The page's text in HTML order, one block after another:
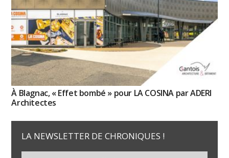
À Blagnac, « Effet bombé » pour LA COSINA par ADERI
Architectes
LA NEWSLETTER DE CHRONIQUES !